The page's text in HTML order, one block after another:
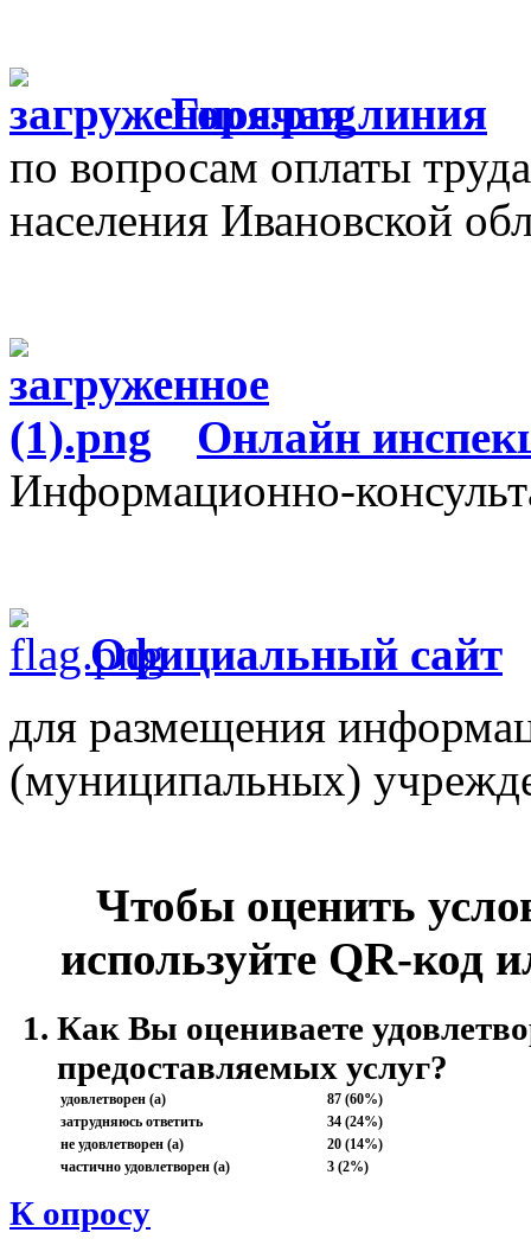
Горячая линия
по вопросам оплаты
населения Ивановской
Онлайн
Информационно-
Официальный сайт
для размещения
(муниципальных)
Чтобы оценить
используйте QR-код
Как Вы оцениваете
предоставляемых услуг?
удовлетворен (а)
87 (60%)
затрудняюсь ответить
34 (24%)
не удовлетворен (а)
20 (14%)
частично удовлетворен (а)
3 (2%)
К опросу